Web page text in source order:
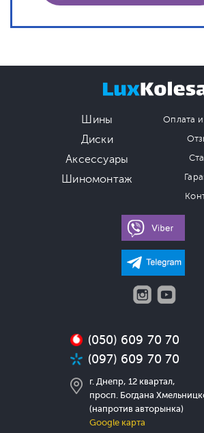
Шины
Диски
Аксессуары
Шиномонтаж
Оплата и
(050) 609 70 70
(097) 609 70 70
г. Днепр, 12 квартал,
просп. Богдана
(напротив авторынка)
Google карта